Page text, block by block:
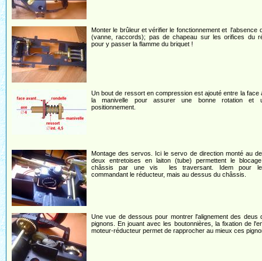
Monter le brûleur et vérifier le fonctionnement et l'absence
(vanne, raccords); pas de chapeau sur les orifices du
pour y passer la flamme du briquet !
Un bout de ressort en compression est ajouté entre la face
la manivelle pour assurer une bonne rotation et
positionnement.
Montage des servos. Ici le servo de direction monté au
deux entretoises en laiton (tube) permettent le
châssis par une vis les traversant. Idem pour
commandant le réducteur, mais au dessus du châssis.
Une vue de dessous pour montrer l'alignement des deus
pignons. En jouant avec les boutonnières, la fixation de
moteur-réducteur permet de rapprocher au mieux ces